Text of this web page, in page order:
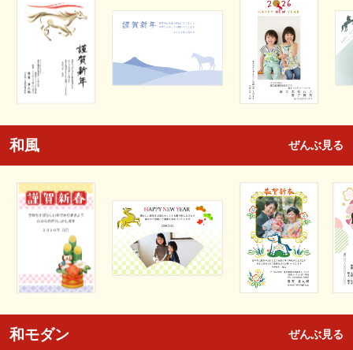
和風 ぜんぶ見る
和モダン ぜんぶ見る